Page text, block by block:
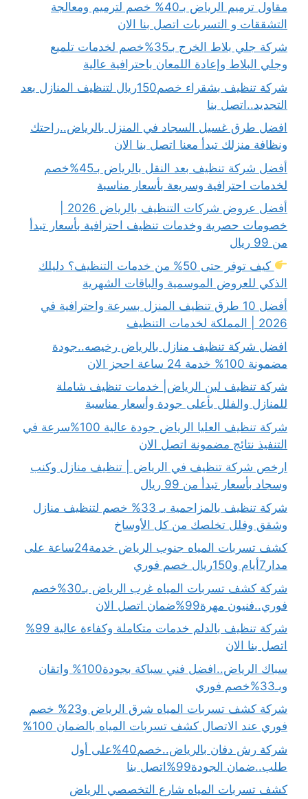
مقاول ترميم الرياض بـ40% خصم لترميم ومعالجة
التشققات و التسربات اتصل بنا الان
شركة جلي بلاط الخرج بـ35%خصم لخدمات تلميع
وجلي البلاط وإعادة اللمعان باحترافية عالية
شركة تنظيف بشقراء خصم150ريال لتنظيف المنازل بعد
التجديد..اتصل بنا
افضل طرق غسيل السجاد في المنزل بالرياض..راحتك
ونظافة منزلك تبدأ معنا اتصل بنا الان
أفضل شركة تنظيف بعد النقل بالرياض بـ45%خصم
لخدمات احترافية وسريعة بأسعار مناسبة
خصومات حصرية وخدمات تنظيف احترافية بأسعار تبدأ
من 99 ريال
كيف توفر حتى 50% من خدمات التنظيف؟ دليلك
الذكي للعروض الموسمية والباقات الشهرية
أفضل 10 طرق تنظيف المنزل بسرعة واحترافية في
2026 | المملكة لخدمات التنظيف
افضل شركة تنظيف منازل بالرياض رخيصه..جودة
مضمونة 100% خدمة 24 ساعة احجز الان
شركة تنظيف لبن الرياض| خدمات تنظيف شاملة
للمنازل والفلل بأعلى جودة وأسعار مناسبة
شركة تنظيف العليا الرياض جودة عالية 100%سرعة في
التنفيذ نتائج مضمونة اتصل الان
ارخص شركة تنظيف في الرياض | تنظيف منازل وكنب
وسجاد بأسعار تبدأ من 99 ريال
شركة تنظيف بالمزاحمية بـ 33% خصم لتنظيف منازل
وشقق وفلل تخلصك من كل الأوساخ
كشف تسربات المياه جنوب الرياض خدمة24ساعة على
مدار7أيام و150ريال خصم فوري
شركة كشف تسربات المياه غرب الرياض بـ30%خصم
فوري..فنيون مهرة99%ضمان اتصل الان
شركة تنظيف بالدلم خدمات متكاملة وكفاءة عالية 99%
اتصل بنا الان
سباك الرياض..افضل فني سباكة بجودة100% واتقان
وبـ33%خصم فوري
شركة كشف تسربات المياه شرق الرياض و23% خصم
فوري عند الاتصال كشف تسربات المياه بالضمان 100%
شركة رش دفان بالرياض..خصم40%على أول
طلب..ضمان الجودة99%اتصل بنا
كشف تسربات المياه شارع التخصصي الرياض